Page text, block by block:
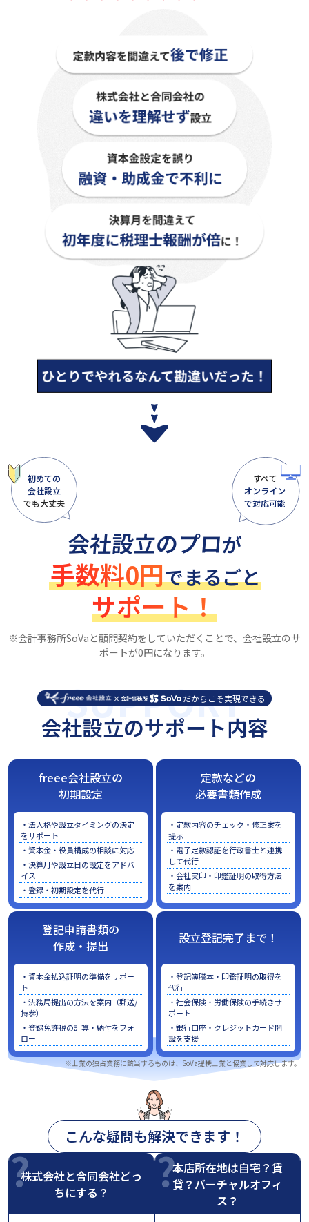
会社設立のプロが
手数料0円でまるごと
サポート！
※会計事務所SoVaと顧問契約をしていただくことで、会社設立のサ
ポートが0円になります。
初めての
会社設立
でも大丈夫
すべて
オンライン
で対応可能
× だからこそ実現できる
会社設立のサポート内容
SUPPORT
freee会社設立の
初期設定
・法人格や設立タイミングの決定
をサポート
・資本金・役員構成の相談に対応
・決算月や設立日の設定をアドバ
イス
・登録・初期設定を代行
定款などの
必要書類作成
・定款内容のチェック・修正案を
提示
・電子定款認証を行政書士と連携
して代行
・会社実印・印鑑証明の取得方法
を案内
登記申請書類の
作成・提出
・資本金払込証明の準備をサポー
ト
・法務局提出の方法を案内（郵送/
持参）
・登録免許税の計算・納付をフォ
ロー
設立登記完了まで！
・登記簿謄本・印鑑証明の取得を
代行
・社会保険・労働保険の手続きサ
ポート
・銀行口座・クレジットカード開
設を支援
※士業の独占業務に該当するものは、SoVa提携士業と協業して対応します。
こんな疑問も解決できます！
株式会社と合同会社どっ
ちにする？
本店所在地は自宅？賃
貸？バーチャルオフィ
ス？